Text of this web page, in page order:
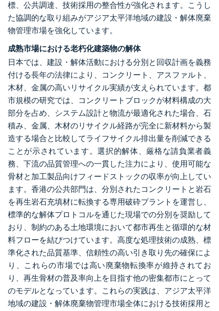
標、公共調達、技術採用の整合性が強化されます。こうし
た協調的な取り組みがアジア太平洋地域の建設・解体廃棄
物管理市場を強化しています。
成熟市場における老朽化建築物の解体
日本では、建設・解体活動における分別と回収計画を義務
付ける長年の法律により、コンクリート、アスファルト、
木材、金属の高いリサイクル実績が支えられています。都
市規模の研究では、コンクリートブロックが材料構成の大
部分を占め、システム設計と物流が最適化された場合、石
積み、金属、木材のリサイクル経路が完全に新材料から製
造する場合と比較してライフサイクル排出量を削減できる
ことが示されています。選択的解体、厳格な請負業者義
務、下流の品質管理への一貫した注力により、使用可能な
骨材と加工製品向けフィードストックの収率が向上してい
ます。香港の公共部門は、分別されたコンクリートと岩石
を再生岩石充填材に転換する専用破砕プラントを運営し、
標準的な解体プロトコルを通じた現場での分別を奨励して
おり、制約のある土地環境において都市再生と循環的な材
料フローを結びつけています。高度な処理技術の成熟、標
準化された品質基準、信頼性の高い引き取り先の確保によ
り、これらの市場では高い廃棄物転換率が維持されてお
り、再生骨材の普及率向上を目指す他の密集都市にとって
のモデルとなっています。これらの実践は、アジア太平洋
地域の建設・解体廃棄物管理市場全体における技術採用と